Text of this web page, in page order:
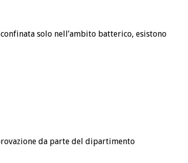
solo nell’ambito batterico, esistono
da parte del dipartimento